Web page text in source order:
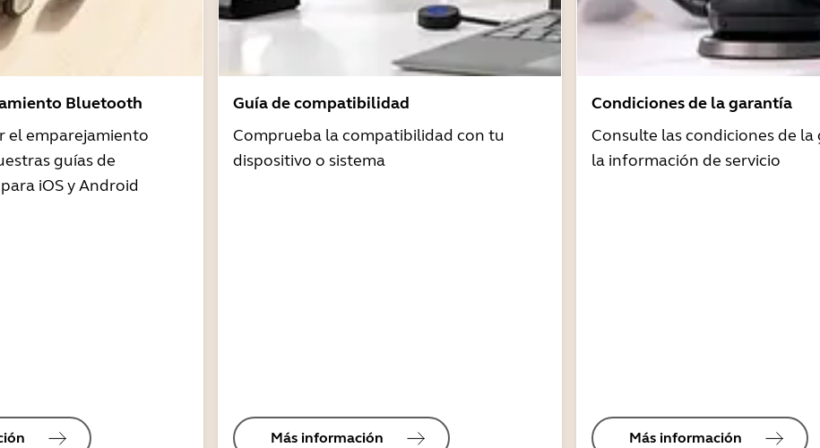
Bluetooth
el emparejamiento
guías de
iOS y Android
Guía de compatibilidad
Comprueba la compatibilidad con tu
dispositivo o sistema
Más información
Condiciones de la garantía
Consulte las condiciones de la
la información de servicio
Más información